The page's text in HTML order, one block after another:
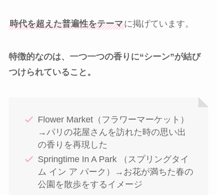
時代を超えた普遍性をテーマに掲げています。
特徴的なのは、一つ一つの香りに“シーン”が結び
つけられていること。
Flower Market（フラワーマーケット）
→パリの花屋さんを訪れた時の思い出
の香りを再現した
Springtime In A Park （スプリングタイ
ム イン ア パーク）→お花が満ちた春の
公園を散歩をするイメージ